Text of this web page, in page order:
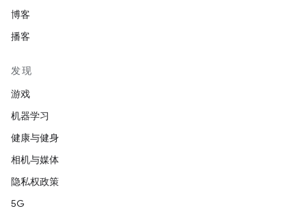
博客
播客
发现
游戏
机器学习
健康与健身
相机与媒体
隐私权政策
5G